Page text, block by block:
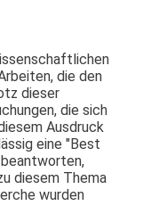
die den
dieser
die sich
Ausdruck
eine "Best
diesem Thema
wurden